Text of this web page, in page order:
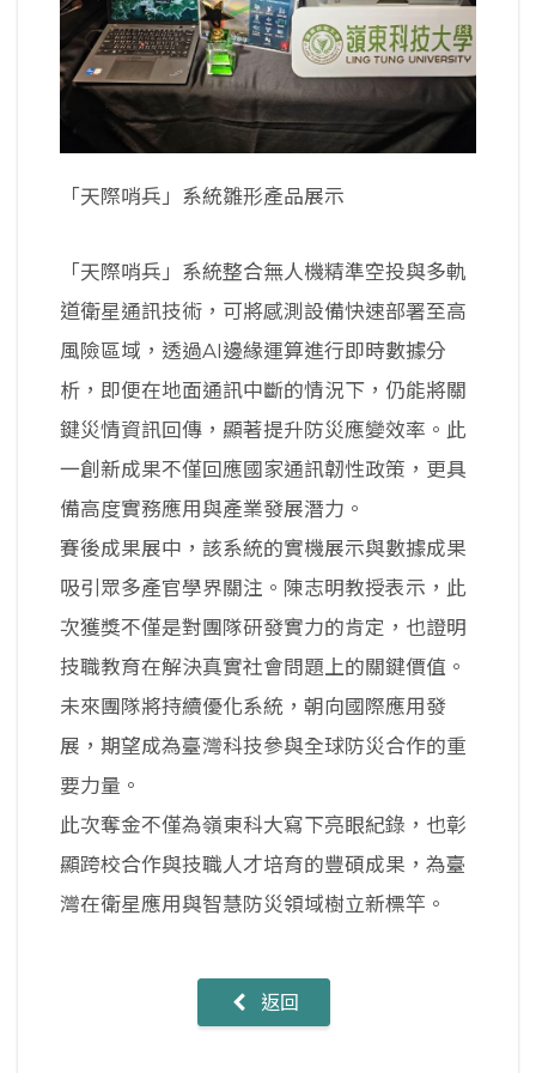
「天際哨兵」系統雛形產品展示
「天際哨兵」系統整合無人機精準空投與多軌
道衛星通訊技術，可將感測設備快速部署至高
風險區域，透過AI邊緣運算進行即時數據分
析，即便在地面通訊中斷的情況下，仍能將關
鍵災情資訊回傳，顯著提升防災應變效率。此
一創新成果不僅回應國家通訊韌性政策，更具
備高度實務應用與產業發展潛力。
賽後成果展中，該系統的實機展示與數據成果
吸引眾多產官學界關注。陳志明教授表示，此
次獲獎不僅是對團隊研發實力的肯定，也證明
技職教育在解決真實社會問題上的關鍵價值。
未來團隊將持續優化系統，朝向國際應用發
展，期望成為臺灣科技參與全球防災合作的重
要力量。
此次奪金不僅為嶺東科大寫下亮眼紀錄，也彰
顯跨校合作與技職人才培育的豐碩成果，為臺
灣在衛星應用與智慧防災領域樹立新標竿。
返回